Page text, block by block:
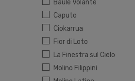
Baule Volante
Caputo
Ciokarrua
Fior di Loto
La Finestra sul Cielo
Molino Filippini